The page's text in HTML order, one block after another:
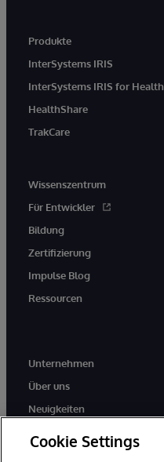
Produkte
InterSystems IRIS
InterSystems IRIS for Health
HealthShare
TrakCare
Wissenszentrum
Für Entwickler
Bildung
Zertifizierung
Impulse Blog
Ressourcen
Unternehmen
Über uns
Neuigkeiten
Cookie Settings